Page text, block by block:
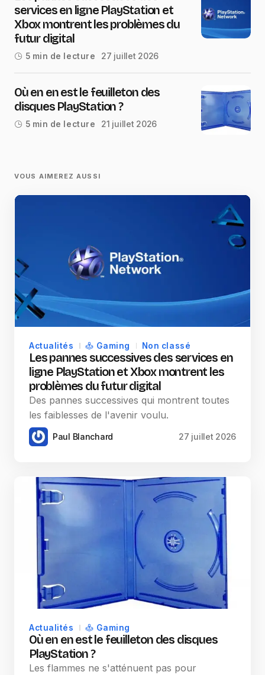
services en ligne PlayStation et
Xbox montrent les problèmes du
futur digital
5 min de lecture 27 juillet 2026
Où en en est le feuilleton des
disques PlayStation ?
5 min de lecture 21 juillet 2026
VOUS AIMEREZ AUSSI
Actualités Gaming Non classé
Les pannes successives des services en
ligne PlayStation et Xbox montrent les
problèmes du futur digital
Des pannes successives qui montrent toutes
les faiblesses de l'avenir voulu.
Paul Blanchard 27 juillet 2026
Actualités Gaming
Où en en est le feuilleton des disques
PlayStation ?
Les flammes ne s'atténuent pas pour